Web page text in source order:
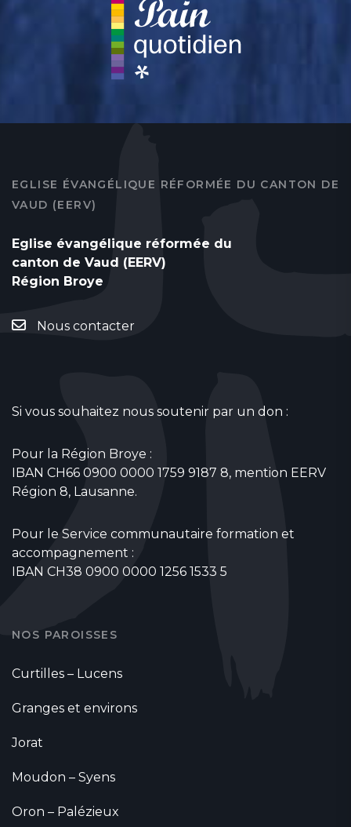
EGLISE ÉVANGÉLIQUE RÉFORMÉE DU CANTON DE
VAUD (EERV)
Eglise évangélique réformée du
canton de Vaud (EERV)
Région Broye
Nous contacter
Si vous souhaitez nous soutenir par un don :
Pour la Région Broye :
IBAN CH66 0900 0000 1759 9187 8, mention EERV
Région 8, Lausanne.
Pour le Service communautaire formation et
accompagnement :
IBAN CH38 0900 0000 1256 1533 5
NOS PAROISSES
Curtilles – Lucens
Granges et environs
Jorat
Moudon – Syens
Oron – Palézieux